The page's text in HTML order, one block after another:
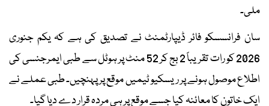
ملی۔
سان فرانسسکو فائر ڈیپارٹمنٹ نے تصدیق کی ہے کہ یکم جنوری
2026 کو رات تقریباً 2 بج کر 52 منٹ پر ہوٹل سے طبی ایمرجنسی کی
اطلاع موصول ہونے پر ریسکیو ٹیمیں موقع پر پہنچیں۔ طبی عملے نے
ایک خاتون کا معائنہ کیا جسے موقع پر ہی مردہ قرار دے دیا گیا۔